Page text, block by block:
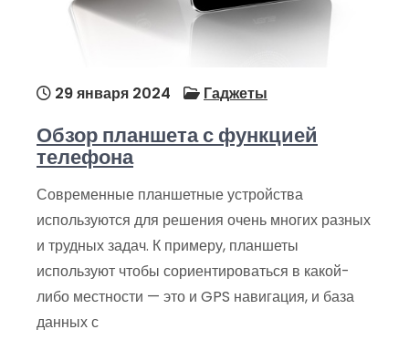
29 января 2024 Гаджеты
Обзор планшета с функцией
телефона
Современные планшетные устройства
используются для решения очень многих разных
и трудных задач. К примеру, планшеты
используют чтобы сориентироваться в какой-
либо местности — это и GPS навигация, и база
данных с